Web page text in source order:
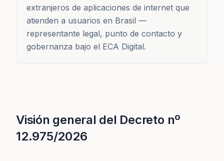
extranjeros de aplicaciones de internet que
atienden a usuarios en Brasil —
representante legal, punto de contacto y
gobernanza bajo el ECA Digital.
Visión general del Decreto nº
12.975/2026